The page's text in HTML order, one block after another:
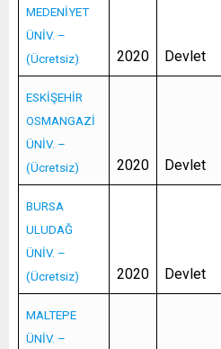
MEDENİYET
ÜNİV. –
(Ücretsiz)
2020 Devlet
ESKİŞEHİR
OSMANGAZİ
ÜNİV. –
(Ücretsiz)
2020 Devlet
BURSA
ULUDAĞ
ÜNİV. –
(Ücretsiz)
2020 Devlet
MALTEPE
ÜNİV. –